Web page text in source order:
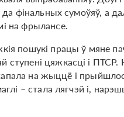
да фінальных сумоўяў, а
на фрылансе.
пошукі працы ў мяне
цяжкасці і ПТСР.
хапала на жыццё і
– стала лягчэй і,